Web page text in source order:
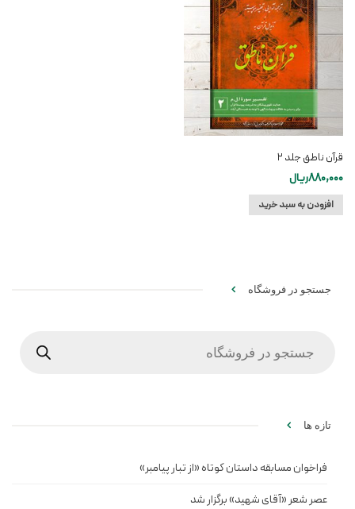
قرآن ناطق جلد ۲
880,000ریال
افزودن به سبد خرید
جستجو در فروشگاه
تازه ها
فراخوان مسابقه داستان کوتاه «از تبار پیامبر»
عصر شعر «آقای شهید» برگزار شد